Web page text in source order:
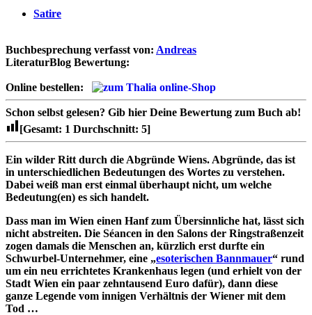
Satire
Buchbesprechung verfasst von: Andreas
LiteraturBlog Bewertung:
Online bestellen:
Schon selbst gelesen? Gib hier Deine Bewertung zum Buch ab!
[Gesamt: 1 Durchschnitt: 5]
Ein wilder Ritt durch die Abgründe Wiens. Abgründe, das ist
in unterschiedlichen Bedeutungen des Wortes zu verstehen.
Dabei weiß man erst einmal überhaupt nicht, um welche
Bedeutung(en) es sich handelt.
Dass man im Wien einen Hanf zum Übersinnliche hat, lässt sich
nicht abstreiten. Die Séancen in den Salons der Ringstraßenzeit
zogen damals die Menschen an, kürzlich erst durfte ein
Schwurbel-Unternehmer, eine „esoterischen Bannmauer“ rund
um ein neu errichtetes Krankenhaus legen (und erhielt von der
Stadt Wien ein paar zehntausend Euro dafür), dann diese
ganze Legende vom innigen Verhältnis der Wiener mit dem
Tod …